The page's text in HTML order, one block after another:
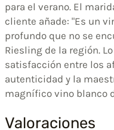
para el verano. El
cliente añade: "Es un
profundo que no se
Riesling de la región.
satisfacción entre los
autenticidad y la
magnífico vino blanco
Valoraciones